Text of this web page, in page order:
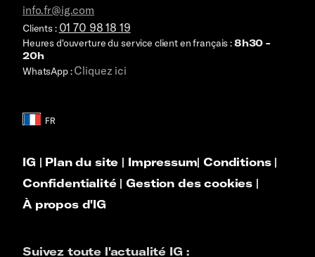
info.fr@ig.com
Clients : 01 70 98 18 19
Heures d'ouverture du service client en français :8h30 -
20h
WhatsApp :Cliquez ici
IG | Plan du site | Impressum| Conditions|
Confidentialité|Gestion des cookies |
À propos d'IG
Suivez toute l'actualité IG :